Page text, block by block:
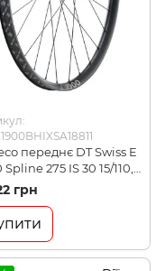
переднє DT Swiss E
Spline 275 IS 30 15/110,
грн